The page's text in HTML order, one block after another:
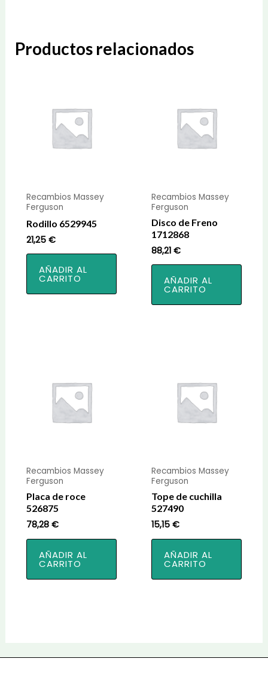
Productos relacionados
Recambios Massey
Ferguson
Rodillo 6529945
21,25 €
AÑADIR AL
CARRITO
Recambios Massey
Ferguson
Disco de Freno
1712868
88,21€
AÑADIR AL
CARRITO
Recambios Massey
Ferguson
Placa de roce
526875
78,28 €
AÑADIR AL
CARRITO
Recambios Massey
Ferguson
Tope de cuchilla
527490
15,15€
AÑADIR AL
CARRITO